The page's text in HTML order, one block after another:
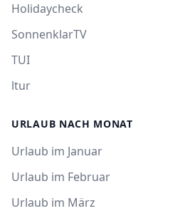
Holidaycheck
SonnenklarTV
TUI
ltur
URLAUB NACH MONAT
Urlaub im Januar
Urlaub im Februar
Urlaub im März